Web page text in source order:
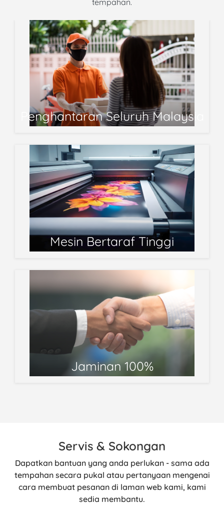
tempahan.
Penghantaran Seluruh Malaysia
Mesin Bertaraf Tinggi
Jaminan 100%
Servis & Sokongan
Dapatkan bantuan yang anda perlukan - sama ada
tempahan secara pukal atau pertanyaan mengenai
cara membuat pesanan di laman web kami, kami
sedia membantu.